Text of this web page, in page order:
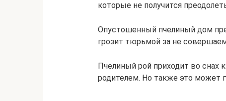
которые не получится
Опустошенный пчелиный дом
грозит тюрьмой за не
Пчелиный рой приходит во снах
родителем. Но также это может